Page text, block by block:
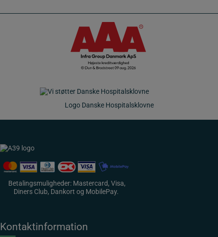
Logo Danske Hospitalsklovne
Betalingsmuligheder: Mastercard, Visa,
Diners Club, Dankort og MobilePay.
Kontaktinformation